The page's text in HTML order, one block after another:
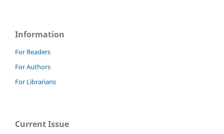
Information
For Readers
For Authors
For Librarians
Current Issue